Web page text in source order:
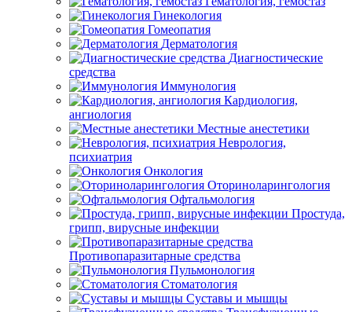
Гинекология
Гомеопатия
Дерматология
Диагностические
средства
Иммунология
Кардиология,
ангиология
Местные анестетики
Неврология,
психиатрия
Онкология
Оториноларингология
Офтальмология
Простуда,
грипп, вирусные инфекции
Противопаразитарные средства
Пульмонология
Стоматология
Суставы и мышцы